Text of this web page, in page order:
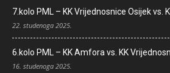
7.kolo PML – KK Vrijednosnice Osijek vs.
22. studenoga 2025.
6.kolo PML – KK Amfora vs. KK
16. studenoga 2025.